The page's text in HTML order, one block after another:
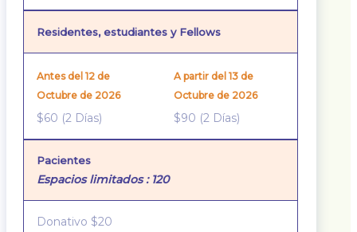
Residentes, estudiantes y Fellows
$60 (2 Días) $90 (2 Días)
Pacientes
Espacios limitados : 120
Donativo $20